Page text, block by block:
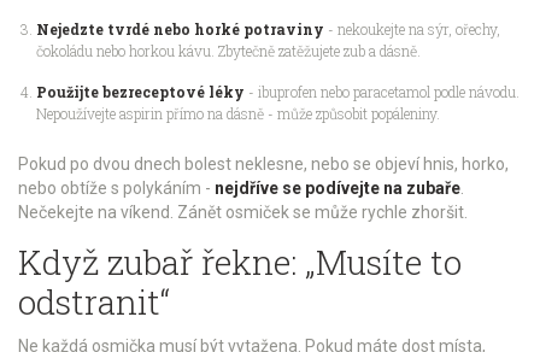
Nejedzte tvrdé nebo horké potraviny - nekoukejte na sýr, ořechy,
čokoládu nebo horkou kávu. Zbytečně zatěžujete zub a dásně.
Použijte bezreceptové léky - ibuprofen nebo paracetamol podle návodu.
Nepoužívejte aspirin přímo na dásně - může způsobit popáleniny.
Pokud po dvou dnech bolest neklesne, nebo se objeví hnis, horko,
nebo obtíže s polykáním - nejdříve se podívejte na zubaře.
Nečekejte na víkend. Zánět osmiček se může rychle zhoršit.
Když zubař řekne: „Musíte to
odstranit“
Ne každá osmička musí být vytažena. Pokud máte dost místa,